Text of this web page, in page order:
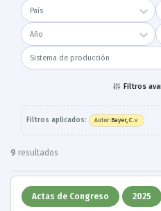
País
Año
Sistema de producción
Filtros
Filtros aplicados: Autor:Bayer, C.×
9 resultados
Actas de Congreso 2025